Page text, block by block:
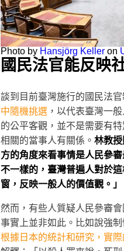
Photo by Hansjörg Keller on
國民法官能反映
談到目前臺灣施行的國民法
中隨機挑選 ，以代表臺灣一
的公平客觀，並不是需要有
相關的當事人有關係。 林教
方的角度來看事情是人民參
不一樣的，臺灣普遍人對於
窗，反映一般人的價值觀。」
然而，有些人質疑人民參審
事實上並非如此。比如說強制
根據日本的統計和研究，實